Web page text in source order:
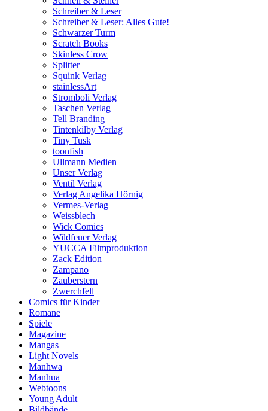
Schreiber & Leser
Schreiber & Leser: Alles Gute!
Schwarzer Turm
Scratch Books
Skinless Crow
Splitter
Squink Verlag
stainlessArt
Stromboli Verlag
Taschen Verlag
Tell Branding
Tintenkilby Verlag
Tiny Tusk
toonfish
Ullmann Medien
Unser Verlag
Ventil Verlag
Verlag Angelika Hörnig
Vermes-Verlag
Weissblech
Wick Comics
Wildfeuer Verlag
YUCCA Filmproduktion
Zack Edition
Zampano
Zauberstern
Zwerchfell
Comics für Kinder
Romane
Spiele
Magazine
Mangas
Light Novels
Manhwa
Manhua
Webtoons
Young Adult